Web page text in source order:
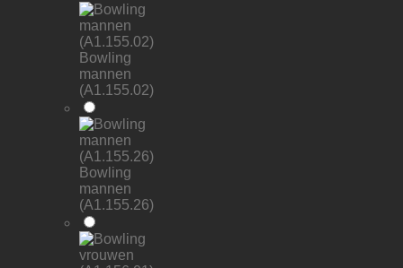
Bowling
mannen
(A1.155.02)
Bowling
mannen
(A1.155.26)